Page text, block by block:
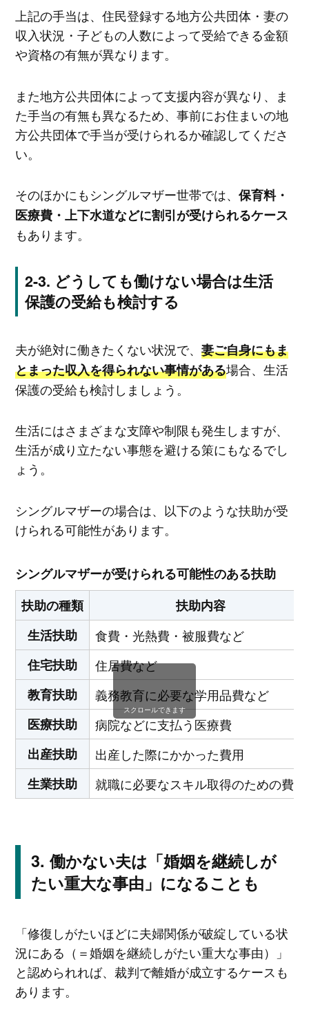
上記の手当は、住民登録する地方公共団体・妻の
収入状況・子どもの人数によって受給できる金額
や資格の有無が異なります。
また地方公共団体によって支援内容が異なり、ま
た手当の有無も異なるため、事前にお住まいの地
方公共団体で手当が受けられるか確認してくださ
い。
そのほかにもシングルマザー世帯では、 保育料・
医療費・上下水道などに割引が受けられるケース
もあります。
どうしても働けない場合は生活
保護の受給も検討する
夫が絶対に働きたくない状況で、 妻ご自身にもま
とまった収入を得られない事情がある場合、生活
保護の受給も検討しましょう。
生活にはさまざまな支障や制限も発生しますが、
生活が成り立たない事態を避ける策にもなるでし
ょう。
シングルマザーの場合は、以下のような扶助が受
けられる可能性があります。
シングルマザーが受けられる可能性のある扶助
扶助の種類
扶助内容
生活扶助
食費・光熱費・被服費など
住宅扶助
住居費など
教育扶助
義務教育に必要な学用品費など
医療扶助
病院などに支払う医療費
出産扶助
出産した際にかかった費用
生業扶助
就職に必要なスキル取得のための費用
スクロールできます
働かない夫は「婚姻を継続しが
たい重大な事由」になることも
「修復しがたいほどに夫婦関係が破綻している状
況にある（＝婚姻を継続しがたい重大な事由）」
と認められれば、裁判で離婚が成立するケースも
あります。